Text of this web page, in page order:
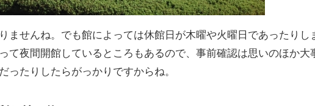
ませんね。でも館によっては休館日が木曜や火曜日であったりし
て夜間開館しているところもあるので、事前確認は思いのほか大
ったりしたらがっかりですからね。